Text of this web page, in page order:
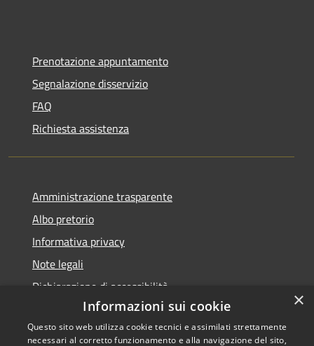
Prenotazione appuntamento
Segnalazione disservizio
FAQ
Richiesta assistenza
Amministrazione trasparente
Albo pretorio
Informativa privacy
Note legali
Dichiarazione di accessibilità
×
Informazioni sui cookie
Questo sito web utilizza cookie tecnici e assimilati strettamente
necessari al corretto funzionamento e alla navigazione del sito,